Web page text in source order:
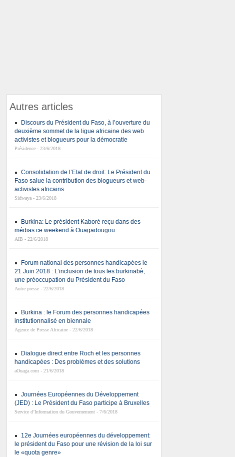
Autres articles
Discours du Président du Faso, à l’ouverture du
deuxième sommet de la ligue africaine des web
activistes et blogueurs pour la démocratie
Présidence - 23/6/2018
Consolidation de l’Etat de droit: Le Président du
Faso salue la contribution des blogueurs et web-
activistes africains
Sidwaya - 23/6/2018
Burkina: Le président Kaboré reçu dans des
médias ce weekend à Ouagadougou
AIB - 22/6/2018
Forum national des personnes handicapées le
21 Juin 2018 : L’inclusion de tous les burkinabè,
une préoccupation du Président du Faso
Autre presse - 22/6/2018
Burkina : le Forum des personnes handicapées
institutionnalisé en biennale
Agence de Presse Africaine - 22/6/2018
Dialogue direct entre Roch et les personnes
handicapées : Des problèmes et des solutions
aOuaga.com - 21/6/2018
Journées Européennes du Développement
(JED) : Le Président du Faso participe à Bruxelles
Service d’Information du Gouvernement - 7/6/2018
12e Journées européennes du développement:
le président du Faso pour une révision de la loi sur
le «quota genre»